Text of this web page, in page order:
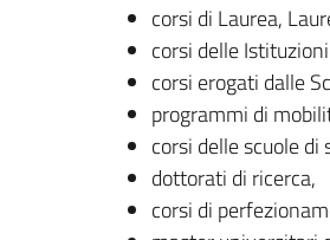
corsi di Laurea,
corsi delle
corsi erogati dalle
programmi di
corsi delle scuole di
dottorati di ricerca,
corsi di